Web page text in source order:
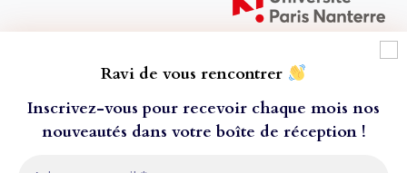
Ravi de vous rencontrer
Inscrivez-vous pour recevoir chaque mois nos
nouveautés dans votre boîte de réception!